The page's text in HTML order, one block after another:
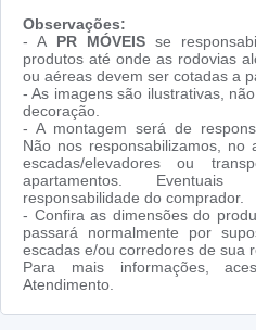
Observações:
- A PR MÓVEIS se
produtos até onde as rodovias
ou aéreas devem ser cotadas a
- As imagens são ilustrativas,
decoração.
- A montagem será de
Não nos responsabilizamos,
escadas/elevadores ou
apartamentos.
responsabilidade do comprador.
- Confira as dimensões do
passará normalmente por
escadas e/ou corredores de sua
Para mais informações,
Atendimento.